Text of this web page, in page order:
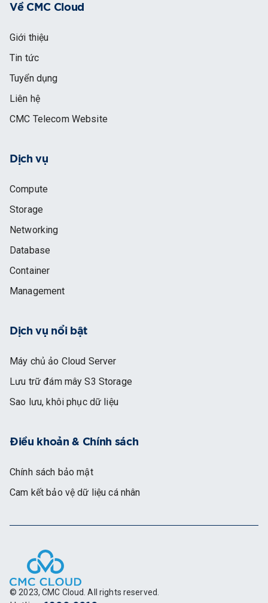
Về CMC Cloud
Giới thiệu
Tin tức
Tuyển dụng
Liên hệ
CMC Telecom Website
Dịch vụ
Compute
Storage
Networking
Database
Container
Management
Dịch vụ nổi bật
Máy chủ ảo Cloud Server
Lưu trữ đám mây S3 Storage
Sao lưu, khôi phục dữ liệu
Điều khoản & Chính sách
Chính sách bảo mật
Cam kết bảo vệ dữ liệu cá nhân
© 2023, CMC Cloud. All rights reserved.